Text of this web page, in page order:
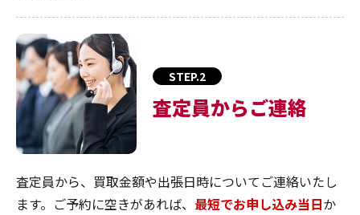
STEP.2
査定員からご連絡
査定員から、買取金額や出張日時についてご連絡いたし
ます。ご予約に空きがあれば、 最短でお申し込み当日か